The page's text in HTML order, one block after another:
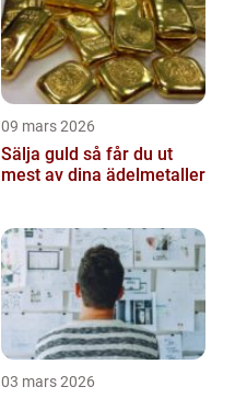
09 mars 2026
Sälja guld så får du ut
mest av dina ädelmetaller
03 mars 2026